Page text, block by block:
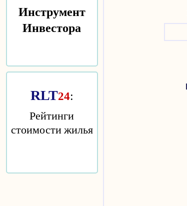
Инструмент
Инвестора
RLT24:
Рейтинги
стоимости жилья